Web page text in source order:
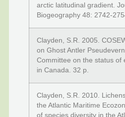
arctic latitudinal gradient.
Biogeography 48: 2742-
Clayden, S.R. 2005.
on Ghost Antler
Committee on the status of
in Canada. 32 p.
Clayden, S.R. 2010.
the Atlantic Maritime
of species diversity in the